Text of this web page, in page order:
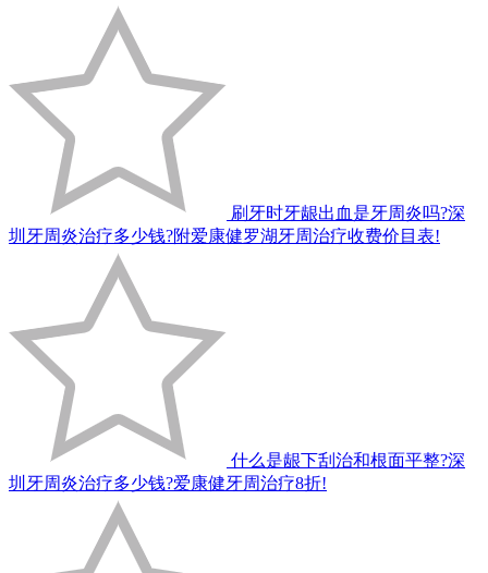
刷牙时牙龈出血是牙周炎吗?深
圳牙周炎治疗多少钱?附爱康健罗湖牙周治疗收费价目表!
什么是龈下刮治和根面平整?深
圳牙周炎治疗多少钱?爱康健牙周治疗8折!